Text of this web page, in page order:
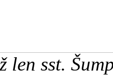
len sst.